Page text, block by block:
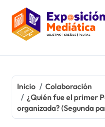
contenido
Inicio
Colaboración
¿Quién fue el primer
organizada? (Segunda